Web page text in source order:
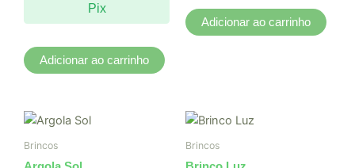
Pix
Adicionar ao carrinho
Adicionar ao carrinho
Brincos Brincos